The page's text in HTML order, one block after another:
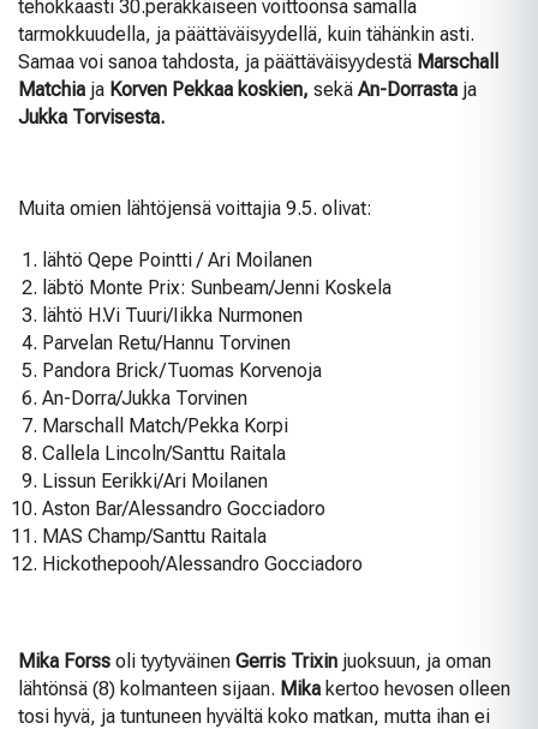
tehokkaasti 30.peräkkäiseen voittoonsa samalla
tarmokkuudella, ja päättäväisyydellä, kuin tähänkin asti.
Samaa voi sanoa tahdosta, ja päättäväisyydestä Marschall
Matchia ja Korven Pekkaa koskien, sekä An-Dorrasta ja
Jukka Torvisesta.
Muita omien lähtöjensä voittajia 9.5. olivat:
lähtö Qepe Pointti / Ari Moilanen
läbtö Monte Prix: Sunbeam/Jenni Koskela
lähtö H.Vi Tuuri/Iikka Nurmonen
Parvelan Retu/Hannu Torvinen
Pandora Brick/Tuomas Korvenoja
An-Dorra/Jukka Torvinen
Marschall Match/Pekka Korpi
Callela Lincoln/Santtu Raitala
Lissun Eerikki/Ari Moilanen
Aston Bar/Alessandro Gocciadoro
MAS Champ/Santtu Raitala
Hickothepooh/Alessandro Gocciadoro
Mika Forss oli tyytyväinen Gerris Trixin juoksuun, ja oman
lähtönsä (8) kolmanteen sijaan. Mika kertoo hevosen olleen
tosi hyvä, ja tuntuneen hyvältä koko matkan, mutta ihan ei